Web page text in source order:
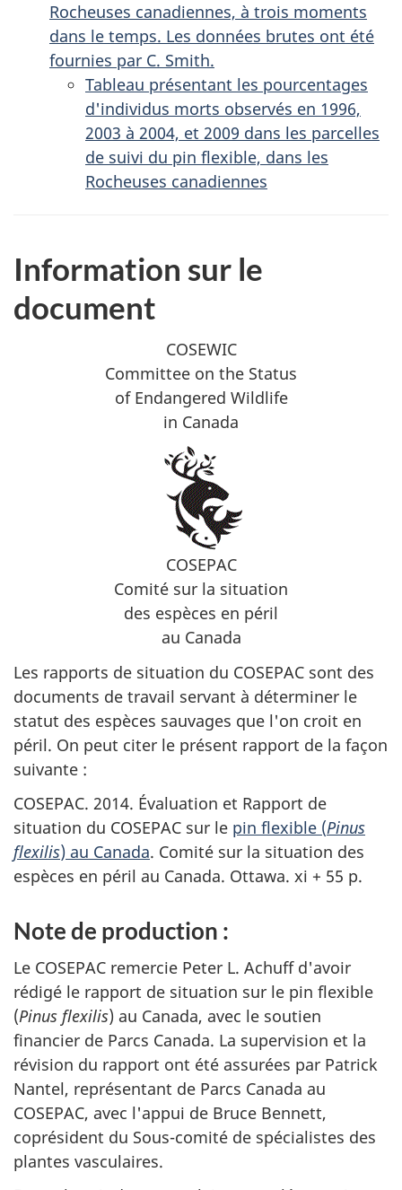
Rocheuses canadiennes, à trois moments
dans le temps. Les données brutes ont été
fournies par C. Smith.
Tableau présentant les pourcentages
d'individus morts observés en 1996,
2003 à 2004, et 2009 dans les parcelles
de suivi du pin flexible, dans les
Rocheuses canadiennes
Information sur le
document
COSEWIC
Committee on the Status
of Endangered Wildlife
in Canada
COSEPAC
Comité sur la situation
des espèces en péril
au Canada
Les rapports de situation du COSEPAC sont des
documents de travail servant à déterminer le
statut des espèces sauvages que l'on croit en
péril. On peut citer le présent rapport de la façon
suivante :
COSEPAC. 2014. Évaluation et Rapport de
situation du COSEPAC sur le pin flexible (Pinus
flexilis) au Canada. Comité sur la situation des
espèces en péril au Canada. Ottawa. xi + 55 p.
Note de production :
Le COSEPAC remercie Peter L. Achuff d'avoir
rédigé le rapport de situation sur le pin flexible
(Pinus flexilis) au Canada, avec le soutien
financier de Parcs Canada. La supervision et la
révision du rapport ont été assurées par Patrick
Nantel, représentant de Parcs Canada au
COSEPAC, avec l'appui de Bruce Bennett,
coprésident du Sous-comité de spécialistes des
plantes vasculaires.